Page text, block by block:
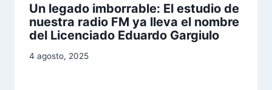
Un legado imborrable: El estudio de
nuestra radio FM ya lleva el nombre
del Licenciado Eduardo Gargiulo
4 agosto, 2025